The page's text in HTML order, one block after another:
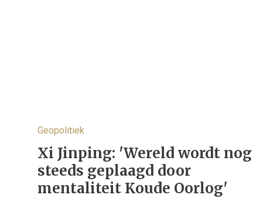
Geopolitiek
Xi Jinping: 'Wereld wordt nog
steeds geplaagd door
mentaliteit Koude Oorlog'